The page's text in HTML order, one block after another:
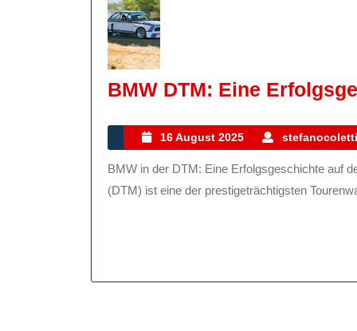
BMW DTM: Eine
16 August 2025
16
August
2025
stefanocoletti
BMW in der DTM: Eine Erfolgsgeschichte auf der Rennstrecke Die Deutsche Tourenwagen-Meisterschaft
(DTM) ist eine der prestigeträchtigsten